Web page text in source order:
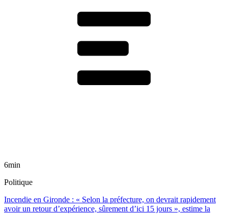
6min
Politique
Incendie en Gironde : « Selon la préfecture, on devrait rapidement
avoir un retour d’expérience, sûrement d’ici 15 jours », estime la